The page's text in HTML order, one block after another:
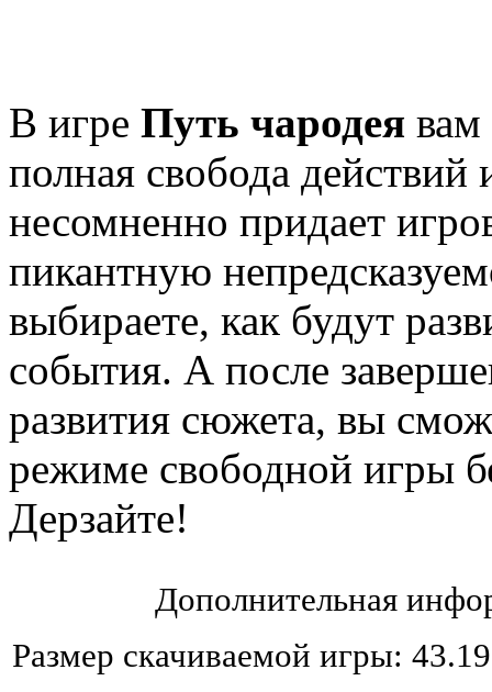
В игре Путь чародея вам
полная свобода
несомненно придает
пикантную
выбираете, как будут
события. А после
развития сюжета, вы
режиме свободной игры
Дерзайте!
Дополнительная
Размер скачиваемой игры: